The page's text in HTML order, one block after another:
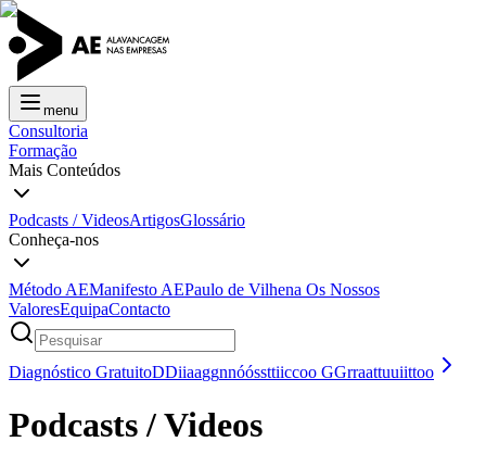
menu
Consultoria
Formação
Mais Conteúdos
Podcasts / VideosArtigosGlossário
Conheça-nos
Método AEManifesto AEPaulo de Vilhena Os Nossos
ValoresEquipaContacto
Diagnóstico GratuitoDDiiaaggnnóóssttiiccoo GGrraattuuiittoo
Podcasts / Videos